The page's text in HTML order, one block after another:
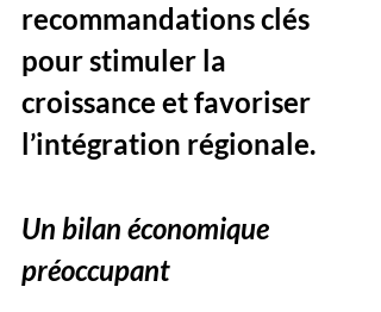
recommandations clés
pour stimuler la
croissance et favoriser
l’intégration régionale.
Un bilan économique
préoccupant